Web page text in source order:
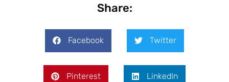
Share:
Facebook Twitter
Pinterest LinkedIn